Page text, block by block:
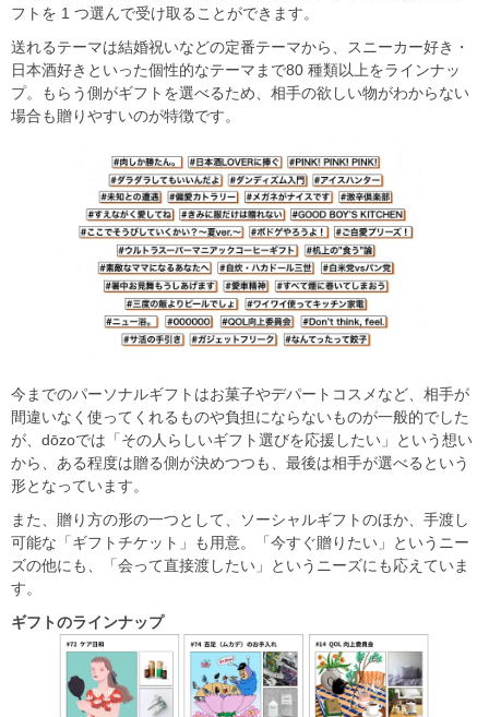
フトを 1 つ選んで受け取ることができます。
送れるテーマは結婚祝いなどの定番テーマから、スニーカー好き・
日本酒好きといった個性的なテーマまで80 種類以上をラインナッ
プ。もらう側がギフトを選べるため、相手の欲しい物がわからない
場合も贈りやすいのが特徴です。
今までのパーソナルギフトはお菓子やデパートコスメなど、相手が
間違いなく使ってくれるものや負担にならないものが一般的でした
が、dōzoでは「その人らしいギフト選びを応援したい」という想い
から、ある程度は贈る側が決めつつも、最後は相手が選べるという
形となっています。
また、贈り方の形の一つとして、ソーシャルギフトのほか、手渡し
可能な「ギフトチケット」も用意。「今すぐ贈りたい」というニー
ズの他にも、「会って直接渡したい」というニーズにも応えていま
す。
ギフトのラインナップ